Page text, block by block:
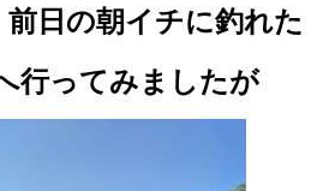
日の朝イチに釣れた
行ってみましたが